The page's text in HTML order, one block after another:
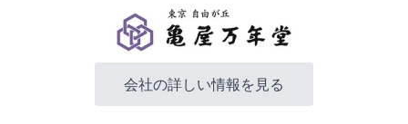
会社の詳しい情報を見る